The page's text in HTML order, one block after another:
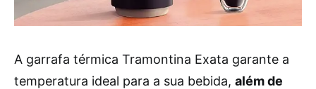
A garrafa térmica Tramontina Exata garante a
temperatura ideal para a sua bebida, além de